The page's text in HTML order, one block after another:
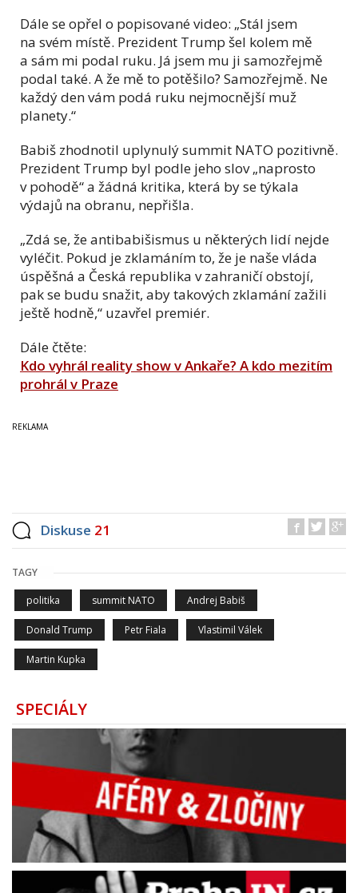
Dále se opřel o popisované video: „Stál jsem
na svém místě. Prezident Trump šel kolem mě
a sám mi podal ruku. Já jsem mu ji samozřejmě
podal také. A že mě to potěšilo? Samozřejmě. Ne
každý den vám podá ruku nejmocnější muž
planety.“
Babiš zhodnotil uplynulý summit NATO pozitivně.
Prezident Trump byl podle jeho slov „naprosto
v pohodě“ a žádná kritika, která by se týkala
výdajů na obranu, nepřišla.
„Zdá se, že antibabišismus u některých lidí nejde
vyléčit. Pokud je zklamáním to, že je naše vláda
úspěšná a Česká republika v zahraničí obstojí,
pak se budu snažit, aby takových zklamání zažili
ještě hodně,“ uzavřel premiér.
Dále čtěte:
Kdo vyhrál reality show v Ankaře? A kdo mezitím
prohrál v Praze
Diskuse 21
TAGY
politika summit NATO Andrej Babiš
Donald Trump Petr Fiala Vlastimil Válek
Martin Kupka
SPECIÁLY